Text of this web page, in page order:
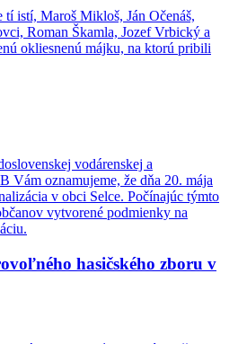
istí, Maroš Mikloš, Ján Očenáš,
Roman Škamla, Jozef Vrbický a
okliesnenú májku, na ktorú pribili
vodárenskej a
Vám oznamujeme, že dňa 20. mája
v obci Selce. Počínajúc týmto
vytvorené podmienky na
hasičského zboru v